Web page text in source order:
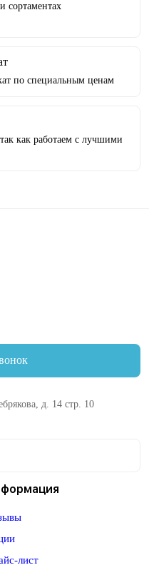
сортаментах
по специальным ценам
как работаем с лучшими
д. 14 стр. 10
лист